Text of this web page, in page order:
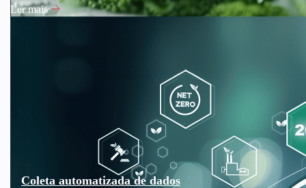
Ler mais
Coleta automatizada de dados